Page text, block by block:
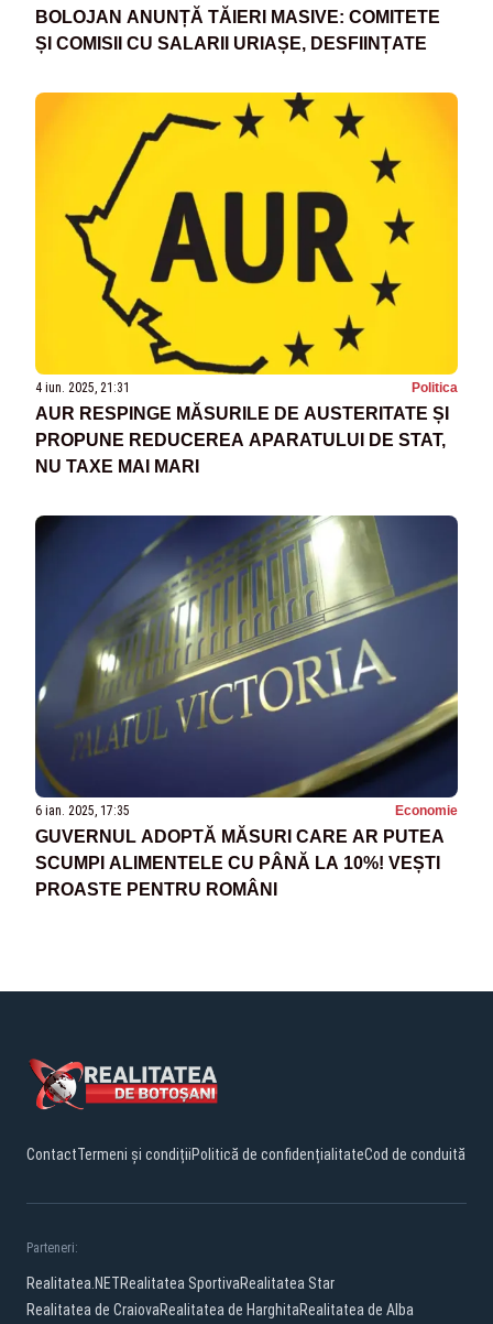
BOLOJAN ANUNȚĂ TĂIERI MASIVE: COMITETE
ȘI COMISII CU SALARII URIAȘE, DESFIINȚATE
4 iun. 2025, 21:31 Politica
AUR RESPINGE MĂSURILE DE AUSTERITATE ȘI
PROPUNE REDUCEREA APARATULUI DE STAT,
NU TAXE MAI MARI
6 ian. 2025, 17:35 Economie
GUVERNUL ADOPTĂ MĂSURI CARE AR PUTEA
SCUMPI ALIMENTELE CU PÂNĂ LA 10%! VEȘTI
PROASTE PENTRU ROMÂNI
ContactTermeni și condițiiPolitică de confidențialitateCod de conduită
Parteneri:
Realitatea.NETRealitatea SportivaRealitatea Star
Realitatea de CraiovaRealitatea de HarghitaRealitatea de Alba